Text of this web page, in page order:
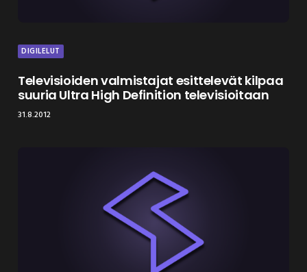
DIGILELUT
Televisioiden valmistajat esittelevät kilpaa
suuria Ultra High Definition televisioitaan
31.8.2012